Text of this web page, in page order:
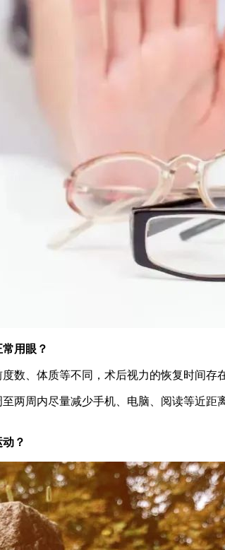
用眼？
数、体质等不同，术后视力的恢复时间存
两周内尽量减少手机、电脑、阅读等近
？